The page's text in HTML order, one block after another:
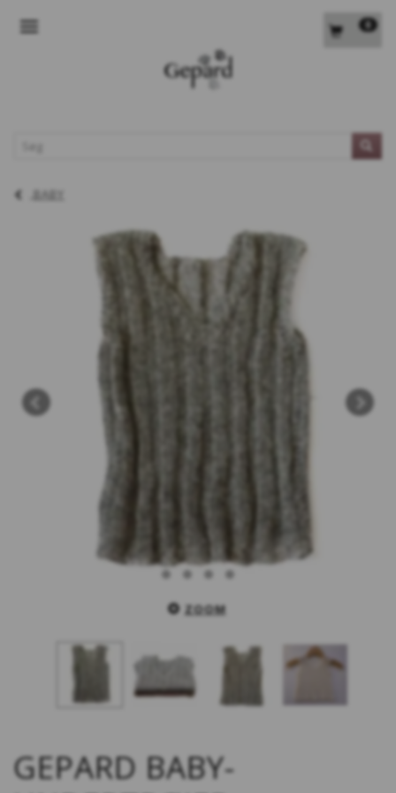
0
BABY
ZOOM
GEPARD BABY-